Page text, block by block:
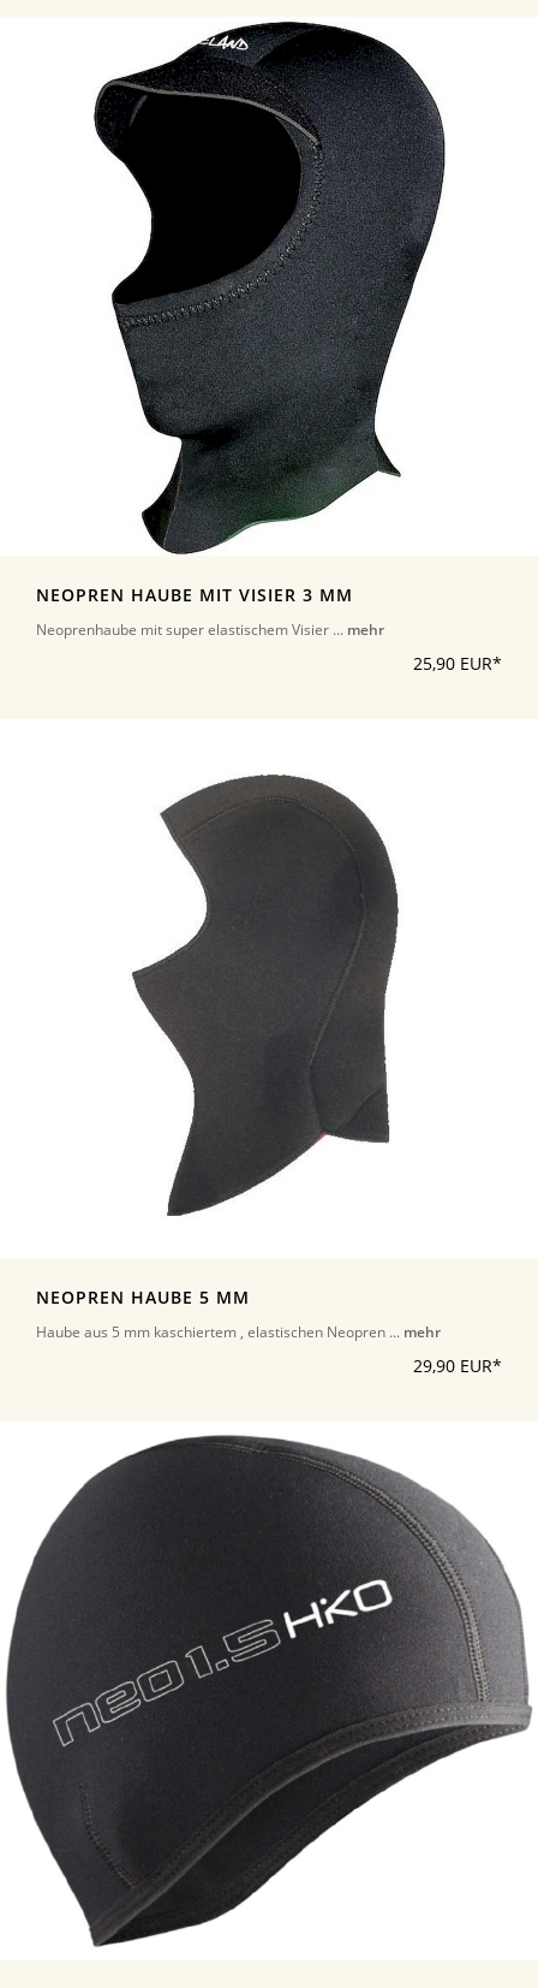
NEOPREN HAUBE MIT VISIER 3 MM
Neoprenhaube mit super elastischem Visier ... mehr
25,90 EUR*
NEOPREN HAUBE 5 MM
Haube aus 5 mm kaschiertem , elastischen Neopren ... mehr
29,90 EUR*